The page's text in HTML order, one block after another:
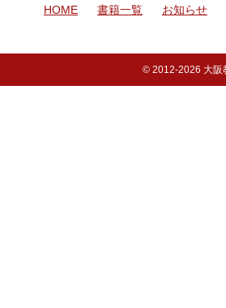
HOME 書籍一覧 お知らせ
© 2012-2026 大阪